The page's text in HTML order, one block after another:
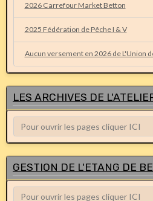
2026 Carrefour Market Betton
2025 Fédération de Pêche I & V
Aucun versement en 2026 de L'Union
LES ARCHIVES DE
GESTION DE L'ETANG DE